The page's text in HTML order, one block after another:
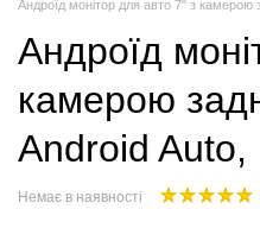
Андроїд монітор для авто 7" з камерою
Андроїд
камерою
Android
Немає в наявності